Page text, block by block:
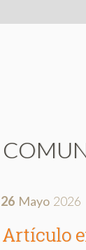
26 Mayo 2026
Artículo